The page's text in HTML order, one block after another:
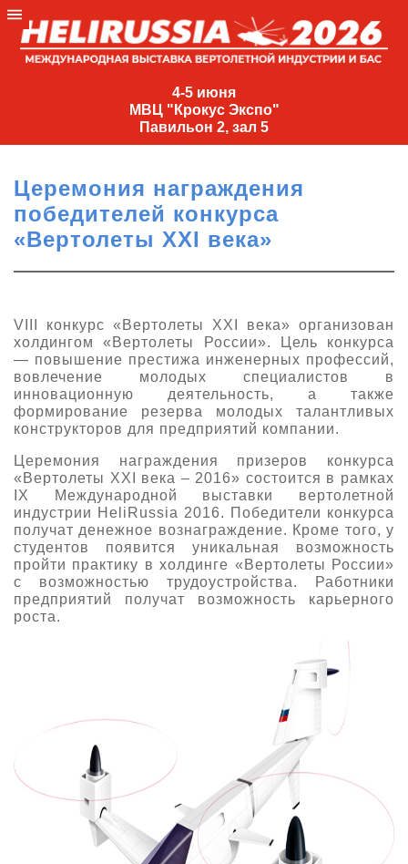
4-5 июня
МВЦ "Крокус Экспо"
Павильон 2, зал 5
4-
МВЦ
Экспо"
Павильон
2,
зал
+7
(495)
33-81
О выставке
Партнеры выставки
Крокус Экспо
Даты будущих выставок
Документы
Контакты
Для участников
Заявка на участие
Заочное участие
Прилет на выставку
Для посетителей
Место проведения HeliRussia
Схема проезда
Для СМИ
Аккредитация прессы
Условия инфопартнёрства
Архив
Церемония награждения
победителей конкурса
«Вертолеты XXI века»
VIII конкурс «Вертолеты XXI века» организован
холдингом «Вертолеты России». Цель конкурса
— повышение престижа инженерных профессий,
вовлечение молодых специалистов в
инновационную деятельность, а также
формирование резерва молодых талантливых
конструкторов для предприятий компании.
Церемония награждения призеров конкурса
«Вертолеты XXI века – 2016» состоится в рамках
IX Международной выставки вертолетной
индустрии HeliRussia 2016. Победители конкурса
получат денежное вознаграждение. Кроме того, у
студентов появится уникальная возможность
пройти практику в холдинге «Вертолеты России»
с возможностью трудоустройства. Работники
предприятий получат возможность карьерного
роста.